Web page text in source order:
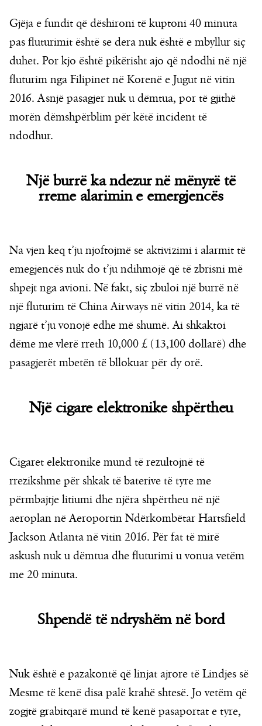
Gjëja e fundit që dëshironi të kuptoni 40 minuta
pas fluturimit është se dera nuk është e mbyllur siç
duhet. Por kjo është pikërisht ajo që ndodhi në një
fluturim nga Filipinet në Korenë e Jugut në vitin
2016. Asnjë pasagjer nuk u dëmtua, por të gjithë
morën dëmshpërblim për këtë incident të
ndodhur.
Një burrë ka ndezur në mënyrë të
rreme alarimin e emergjencës
Na vjen keq t’ju njoftojmë se aktivizimi i alarmit të
emegjencës nuk do t’ju ndihmojë që të zbrisni më
shpejt nga avioni. Në fakt, siç zbuloi një burrë në
një fluturim të China Airways në vitin 2014, ka të
ngjarë t’ju vonojë edhe më shumë. Ai shkaktoi
dëme me vlerë rreth 10,000 £ (13,100 dollarë) dhe
pasagjerët mbetën të bllokuar për dy orë.
Një cigare elektronike shpërtheu
Cigaret elektronike mund të rezultojnë të
rrezikshme për shkak të baterive të tyre me
përmbajtje litiumi dhe njëra shpërtheu në një
aeroplan në Aeroportin Ndërkombëtar Hartsfield
Jackson Atlanta në vitin 2016. Për fat të mirë
askush nuk u dëmtua dhe fluturimi u vonua vetëm
me 20 minuta.
Shpendë të ndryshëm në bord
Nuk është e pazakontë që linjat ajrore të Lindjes së
Mesme të kenë disa palë krahë shtesë. Jo vetëm që
zogjtë grabitqarë mund të kenë pasaportat e tyre,